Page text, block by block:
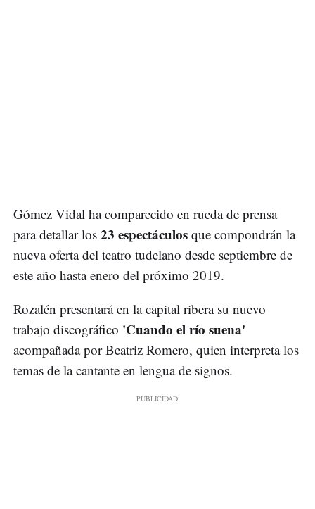
Gómez Vidal ha comparecido en rueda de prensa
para detallar los 23 espectáculos que compondrán la
nueva oferta del teatro tudelano desde septiembre de
este año hasta enero del próximo 2019.
Rozalén presentará en la capital ribera su nuevo
trabajo discográfico 'Cuando el río suena'
acompañada por Beatriz Romero, quien interpreta los
temas de la cantante en lengua de signos.